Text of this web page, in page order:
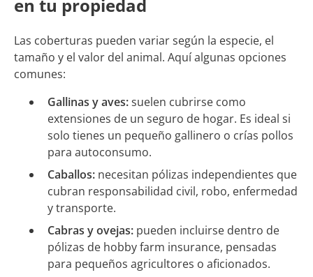
en tu propiedad
Las coberturas pueden variar según la especie, el
tamaño y el valor del animal. Aquí algunas opciones
comunes:
Gallinas y aves:suelen cubrirse como
extensiones de un seguro de hogar. Es ideal si
solo tienes un pequeño gallinero o crías pollos
para autoconsumo.
Caballos: necesitan pólizas independientes que
cubran responsabilidad civil, robo, enfermedad
y transporte.
Cabras y ovejas: pueden incluirse dentro de
pólizas de hobby farm insurance, pensadas
para pequeños agricultores o aficionados.